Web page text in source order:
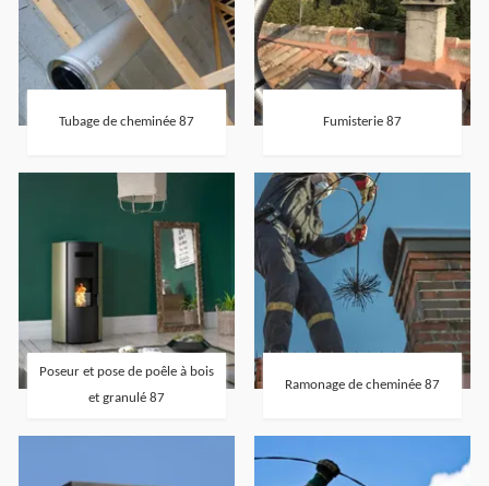
Tubage de cheminée 87 Fumisterie 87
Poseur et pose de poêle à bois
et granulé 87
Ramonage de cheminée 87